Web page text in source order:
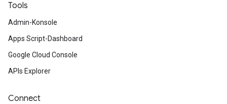
Tools
Admin-Konsole
Apps Script-Dashboard
Google Cloud Console
APIs Explorer
Connect